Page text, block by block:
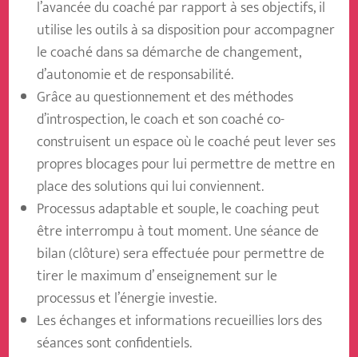
l’avancée du coaché par rapport à ses objectifs, il
utilise les outils à sa disposition pour accompagner
le coaché dans sa démarche de changement,
d’autonomie et de responsabilité.
Grâce au questionnement et des méthodes
d’introspection, le coach et son coaché co-
construisent un espace où le coaché peut lever ses
propres blocages pour lui permettre de mettre en
place des solutions qui lui conviennent.
Processus adaptable et souple, le coaching peut
être interrompu à tout moment. Une séance de
bilan (clôture) sera effectuée pour permettre de
tirer le maximum d’ enseignement sur le
processus et l’énergie investie.
Les échanges et informations recueillies lors des
séances sont confidentiels.